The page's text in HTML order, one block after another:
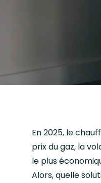
En 2025, le
prix du gaz, la
le plus
Alors, quelle